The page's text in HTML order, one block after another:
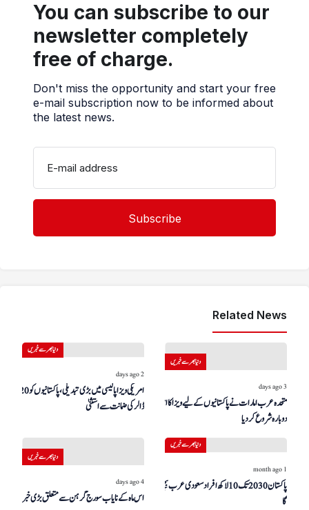
You can subscribe to our
newsletter completely
free of charge.
Don't miss the opportunity and start your free
e-mail subscription now to be informed about
the latest news.
E-mail address
Related News
دنیا بھر سے خبریں
2 days ago
ڈالر کی ضمانت سے استثنیٰ
دنیا بھر سے خبریں
3 days ago
متحدہ عرب امارات نے پاکستانیوں کے لیے ویزا کا اجراء
دوبارہ شروع کر دیا
دنیا بھر سے خبریں
4 days ago
اس ماہ کے نایاب سورج گرہن سے متعلق بڑی خبر!
دنیا بھر سے خبریں
1 month ago
پاکستان 2030 تک 10 لاکھ افراد سعودی عرب بھیجے
گا